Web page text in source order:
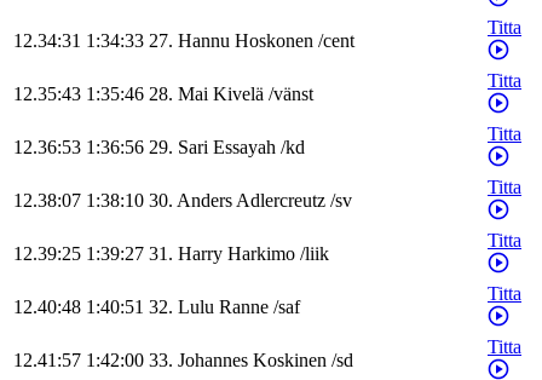
12.34:31 1:34:33 27. Hannu Hoskonen /cent
Titta
12.35:43 1:35:46 28. Mai Kivelä /vänst
Titta
12.36:53 1:36:56 29. Sari Essayah /kd
Titta
12.38:07 1:38:10 30. AndersAdlercreutz /sv
Titta
12.39:25 1:39:27 31. Harry Harkimo /liik
Titta
12.40:48 1:40:51 32. Lulu Ranne /saf
Titta
12.41:57 1:42:00 33. Johannes Koskinen /sd
Titta